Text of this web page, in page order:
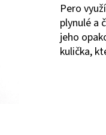
Pero
plynulé a
jeho
kulička,